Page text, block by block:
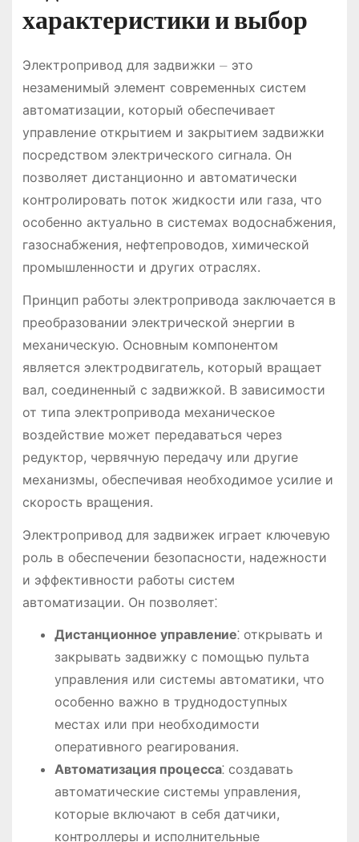
характеристики и выбор
Электропривод для задвижки ⏤ это
незаменимый элемент современных систем
автоматизации, который обеспечивает
управление открытием и закрытием задвижки
посредством электрического сигнала. Он
позволяет дистанционно и автоматически
контролировать поток жидкости или газа, что
особенно актуально в системах водоснабжения,
газоснабжения, нефтепроводов, химической
промышленности и других отраслях.
Принцип работы электропривода заключается в
преобразовании электрической энергии в
механическую. Основным компонентом
является электродвигатель, который вращает
вал, соединенный с задвижкой. В зависимости
от типа электропривода механическое
воздействие может передаваться через
редуктор, червячную передачу или другие
механизмы, обеспечивая необходимое усилие и
скорость вращения.
Электропривод для задвижек играет ключевую
роль в обеспечении безопасности, надежности
и эффективности работы систем
автоматизации. Он позволяет⁚
Дистанционное управление⁚ открывать и
закрывать задвижку с помощью пульта
управления или системы автоматики, что
особенно важно в труднодоступных
местах или при необходимости
оперативного реагирования.
Автоматизация процесса⁚ создавать
автоматические системы управления,
которые включают в себя датчики,
контроллеры и исполнительные